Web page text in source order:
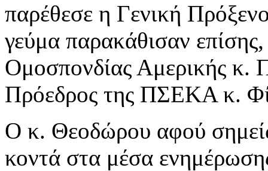
παρέθεσε η Γενική
γεύμα παρακάθισαν
Ομοσπονδίας Αμερικής κ.
Πρόεδρος της ΠΣΕΚΑ κ.
Ο κ. Θεοδώρου αφού
κοντά στα μέσα